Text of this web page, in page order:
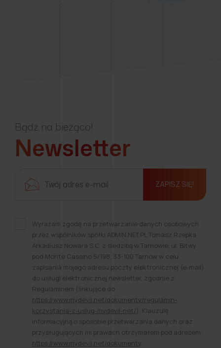
Bądź na bieżąco!
Newsletter
ZAPISZ SIĘ!
Wyrażam zgodę na przetwarzanie danych osobowych
przez wspólników spółki ADMIN.NET.PL Tomasz Rzepka
Arkadiusz Nowara S.C. z siedzibą w Tarnowie, ul. Bitwy
pod Monte Cassino 5/198, 33-100 Tarnów w celu
zapisania mojego adresu poczty elektronicznej (e-mail)
do usługi elektronicznej newsletter, zgodnie z
Regulaminem (linkujące do
https://www.mydevil.net/dokumenty/regulamin-
korzystania-z-uslug-mydevil-net/). Klauzulę
informacyjną o sposobie przetwarzania danych oraz
przysługujących mi prawach otrzymałem pod adresem:
https://www.mydevil.net/dokumenty